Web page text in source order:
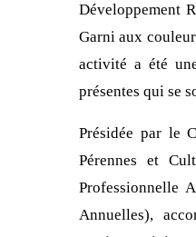
Développement
Garni aux
activité a été
présentes qui se
Présidée par le
Pérennes et
Professionnelle
Annuelles),